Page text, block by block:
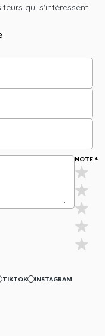
qui s'intéressent
NOTE
TIKTOK
INSTAGRAM